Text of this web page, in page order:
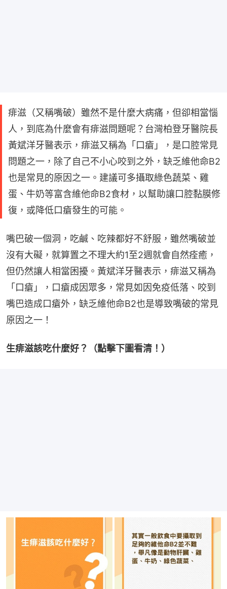
痱滋（又稱嘴破）雖然不是什麼大病痛，但卻相當惱
人，到底為什麼會有痱滋問題呢？台灣柏登牙醫院長
黃斌洋牙醫表示，痱滋又稱為「口瘡」，是口腔常見
問題之一，除了自己不小心咬到之外，缺乏維他命B2
也是常見的原因之一。建議可多攝取綠色蔬菜、雞
蛋、牛奶等富含維他命B2食材，以幫助讓口腔黏膜修
復，或降低口瘡發生的可能。
嘴巴破一個洞，吃鹹、吃辣都好不舒服，雖然嘴破並
沒有大礙，就算置之不理大約1至2週就會自然痊癒，
但仍然讓人相當困擾。黃斌洋牙醫表示，痱滋又稱為
「口瘡」，口瘡成因眾多，常見如因免疫低落、咬到
嘴巴造成口瘡外，缺乏維他命B2也是導致嘴破的常見
原因之一！
生痱滋該吃什麼好？（點擊下圖看清！）